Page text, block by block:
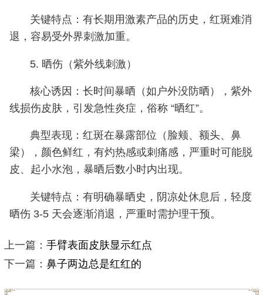
关键特点：有长期用激素产品的历史，红斑难消
退，容易受外界刺激加重。
5. 晒伤（紫外线刺激）
核心诱因：长时间暴晒（如户外没防晒），紫外
线损伤皮肤，引发急性炎症，俗称 “晒红”。
典型表现：红斑在暴露部位（脸颊、额头、鼻
梁），颜色鲜红，有灼热感或刺痛感，严重时可能脱
皮、起小水泡，暴晒后数小时内出现。
关键特点：有明确暴晒史，阴凉处休息后，轻度
晒伤 3-5 天会逐渐消退，严重时需护理干预。
上一篇： 手臂表面皮肤显示红点
下一篇： 鼻子两边总是红红的